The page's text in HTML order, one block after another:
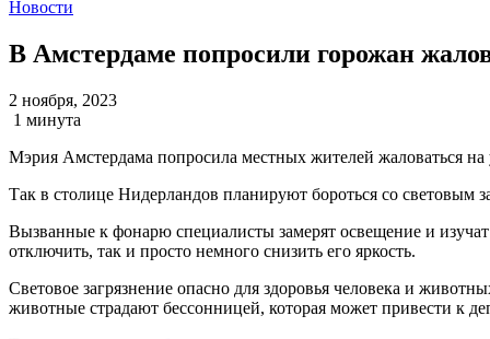
Новости
В Амстердаме попросили горожан
2 ноября, 2023
1 минута
Мэрия Амстердама попросила местных жителей жаловаться
Так в столице Нидерландов планируют бороться со световым
Вызванные к фонарю специалисты замерят освещение и
отключить, так и просто немного снизить его яркость.
Световое загрязнение опасно для здоровья человека и
животные страдают бессонницей, которая может привести к